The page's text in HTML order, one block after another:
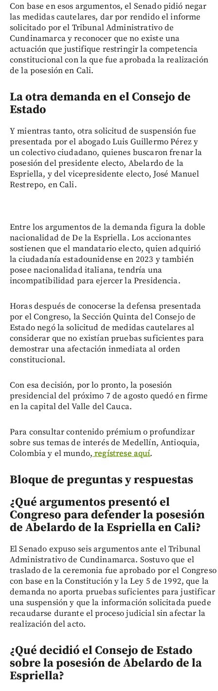
Con base en esos argumentos, el Senado pidió negar
las medidas cautelares, dar por rendido el informe
solicitado por el Tribunal Administrativo de
Cundinamarca y reconocer que no existe una
actuación que justifique restringir la competencia
constitucional con la que fue aprobada la realización
de la posesión en Cali.
La otra demanda en el Consejo de
Estado
Y mientras tanto, otra solicitud de suspensión fue
presentada por el abogado Luis Guillermo Pérez y
un colectivo ciudadano, quienes buscaron frenar la
posesión del presidente electo, Abelardo de la
Espriella, y del vicepresidente electo, José Manuel
Restrepo, en Cali.
Entre los argumentos de la demanda figura la doble
nacionalidad de De la Espriella. Los accionantes
sostienen que el mandatario electo, quien adquirió
la ciudadanía estadounidense en 2023 y también
posee nacionalidad italiana, tendría una
incompatibilidad para ejercer la Presidencia.
Horas después de conocerse la defensa presentada
por el Congreso, la Sección Quinta del Consejo de
Estado negó la solicitud de medidas cautelares al
considerar que no existían pruebas suficientes para
demostrar una afectación inmediata al orden
constitucional.
Con esa decisión, por lo pronto, la posesión
presidencial del próximo 7 de agosto quedó en firme
en la capital del Valle del Cauca.
Para consultar contenido prémium o profundizar
sobre sus temas de interés de Medellín, Antioquia,
Colombia y el mundo, regístrese aquí.
Bloque de preguntas y respuestas
¿Qué argumentos presentó el
Congreso para defender la posesión
de Abelardo de la Espriella en Cali?
El Senado expuso seis argumentos ante el Tribunal
Administrativo de Cundinamarca. Sostuvo que el
traslado de la ceremonia fue aprobado por el Congreso
con base en la Constitución y la Ley 5 de 1992, que la
demanda no aporta pruebas suficientes para justificar
una suspensión y que la información solicitada puede
recaudarse durante el proceso judicial sin afectar la
realización del acto.
¿Qué decidió el Consejo de Estado
sobre la posesión de Abelardo de la
Espriella?